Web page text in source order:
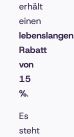
erhält
einen
lebenslangen
Rabatt
von
15
%.
Es
steht